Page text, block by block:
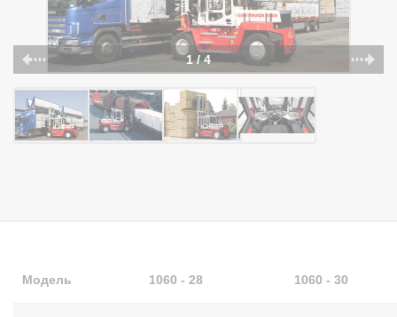
1 / 4
Модель 1060 - 28 1060 - 30